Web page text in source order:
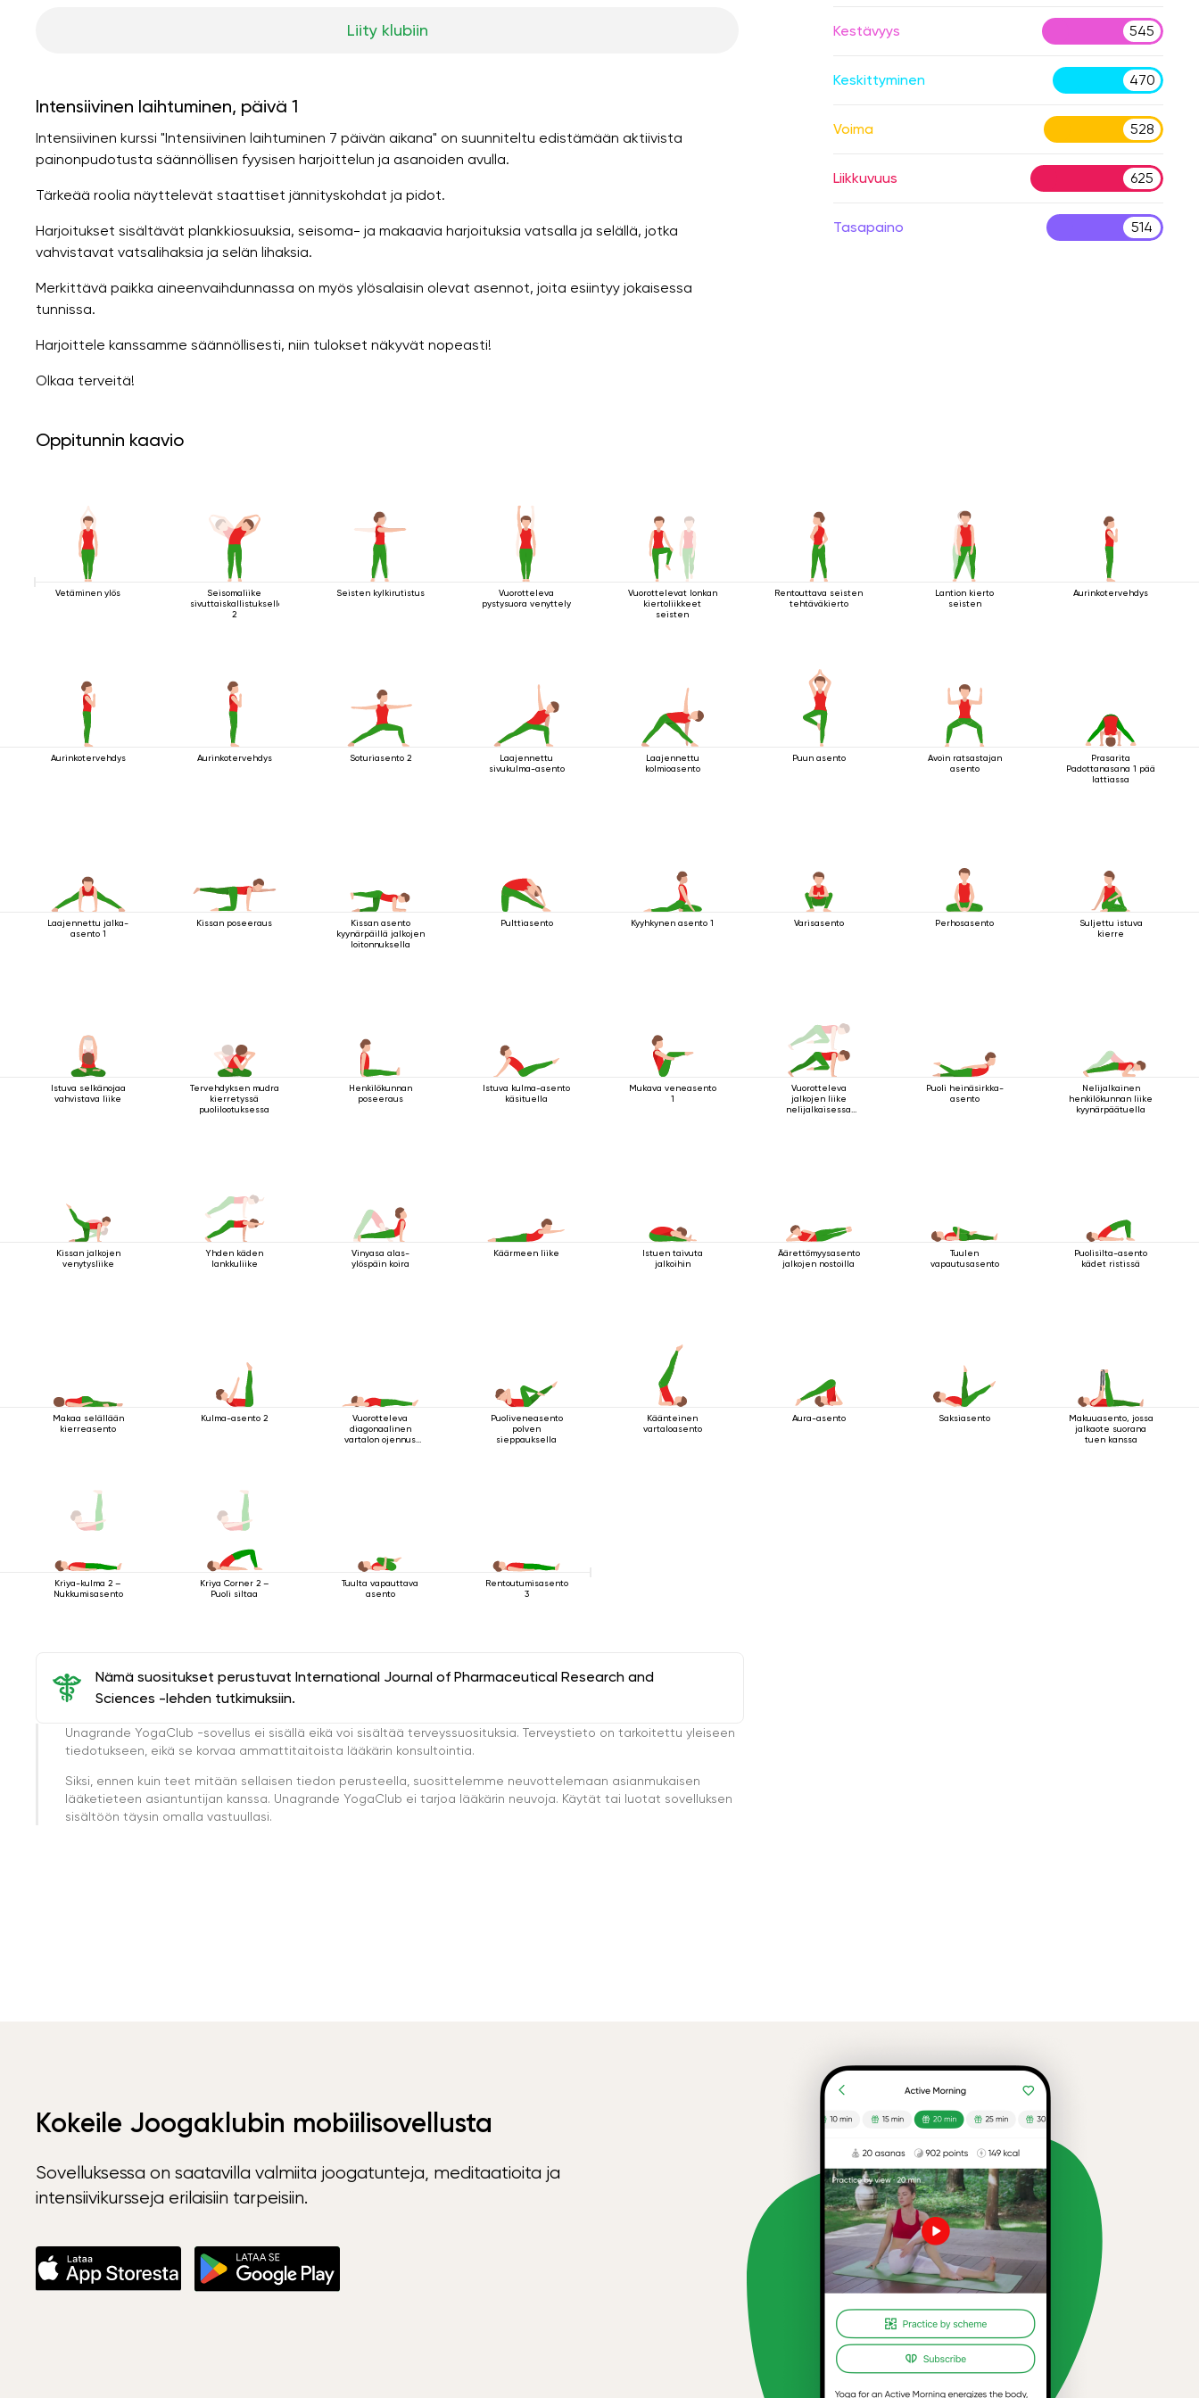
Liity klubiin
Intensiivinen laihtuminen, päivä 1
Intensiivinen kurssi "Intensiivinen laihtuminen 7 päivän aikana" on suunniteltu edistämään aktiivista
painonpudotusta säännöllisen fyysisen harjoittelun ja asanoiden avulla.
Tärkeää roolia näyttelevät staattiset jännityskohdat ja pidot.
Harjoitukset sisältävät plankkiosuuksia, seisoma- ja makaavia harjoituksia vatsalla ja selällä, jotka
vahvistavat vatsalihaksia ja selän lihaksia.
Merkittävä paikka aineenvaihdunnassa on myös ylösalaisin olevat asennot, joita esiintyy jokaisessa
tunnissa.
Harjoittele kanssamme säännöllisesti, niin tulokset näkyvät nopeasti!
Olkaa terveitä!
Kestävyys 545
Keskittyminen 470
Voima 528
Liikkuvuus 625
Tasapaino 514
Oppitunnin kaavio
Vetäminen ylös
Seisomaliike
sivuttaiskallistuksella
2
Seisten kylkirutistus
Vuorotteleva
pystysuora venyttely
Vuorottelevat lonkan
kiertoliikkeet
seisten
Rentouttava seisten
tehtäväkierto
Lantion kierto
seisten
Aurinkotervehdys
Aurinkotervehdys Aurinkotervehdys Soturiasento 2
Laajennettu
sivukulma-asento
Laajennettu
kolmioasento
Puun asento
Avoin ratsastajan
asento
Prasarita
Padottanasana 1 pää
lattiassa
Laajennettu jalka-
asento 1
Kissan poseeraus
Kissan asento
kyynärpäillä jalkojen
loitonnuksella
Pulttiasento Kyyhkynen asento 1 Varisasento Perhosasento
Suljettu istuva
kierre
Istuva selkänojaa
vahvistava liike
Tervehdyksen mudra
kierretyssä
puolilootuksessa
Henkilökunnan
poseeraus
Istuva kulma-asento
käsituella
Mukava veneasento
1
Vuorotteleva
jalkojen liike
nelijalkaisessa
Puoli heinäsirkka-
asento
Nelijalkainen
henkilökunnan liike
kyynärpäätuella
Kissan jalkojen
venytysliike
Yhden käden
lankkuliike
Vinyasa alas-
ylöspäin koira
Käärmeen liike
Istuen taivuta
jalkoihin
Äärettömyysasento
jalkojen nostoilla
Tuulen
vapautusasento
Puolisilta-asento
kädet ristissä
Makaa selällään
kierreasento
Kulma-asento 2
Vuorotteleva
diagonaalinen
vartalon ojennus
Puoliveneasento
polven
sieppauksella
Käänteinen
vartaloasento
Aura-asento Saksiasento
Makuuasento, jossa
jalkaote suorana
tuen kanssa
Kriya-kulma 2 –
Nukkumisasento
Kriya Corner 2 –
Puoli siltaa
Tuulta vapauttava
asento
Rentoutumisasento
3
Nämä suositukset perustuvat International Journal of Pharmaceutical Research and
Sciences -lehden tutkimuksiin.
Unagrande YogaClub -sovellus ei sisällä eikä voi sisältää terveyssuosituksia. Terveystieto on tarkoitettu yleiseen
tiedotukseen, eikä se korvaa ammattitaitoista lääkärin konsultointia.
Siksi, ennen kuin teet mitään sellaisen tiedon perusteella, suosittelemme neuvottelemaan asianmukaisen
lääketieteen asiantuntijan kanssa. Unagrande YogaClub ei tarjoa lääkärin neuvoja. Käytät tai luotat sovelluksen
sisältöön täysin omalla vastuullasi.
Kokeile Joogaklubin mobiilisovellusta
Sovelluksessa on saatavilla valmiita joogatunteja, meditaatioita ja
intensiivikursseja erilaisiin tarpeisiin.